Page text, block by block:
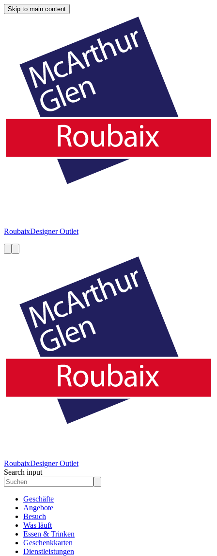
Skip to main content
RoubaixDesigner Outlet
RoubaixDesigner Outlet
Search input
Geschäfte
Angebote
Besuch
Was läuft
Essen & Trinken
Geschenkkarten
Dienstleistungen